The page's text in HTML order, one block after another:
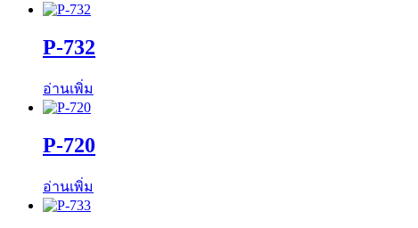
P-732
อ่านเพิ่ม
P-720
อ่านเพิ่ม